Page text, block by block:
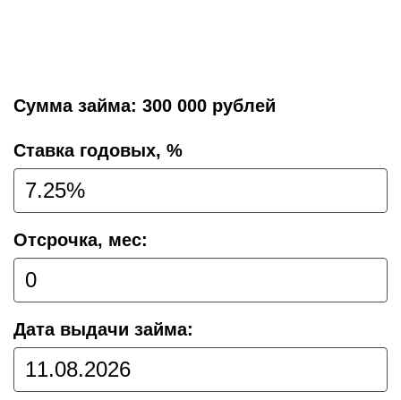
Сумма займа: 300 000 рублей
Cтавка годовых, %
Отсрочка, мес:
Дата выдачи займа: